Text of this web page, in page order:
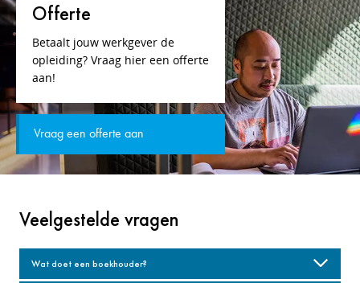
Offerte
Betaalt jouw werkgever de
opleiding? Vraag hier een offerte
aan!
Vraag een offerte aan
Veelgestelde vragen
Wat doet een boekhouder?